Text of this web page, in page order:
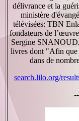
délivrance et la
ministère
télévisées: TBN
fondateurs de
Sergine
livres dont "Afin que
dans de
search.lilo.org/